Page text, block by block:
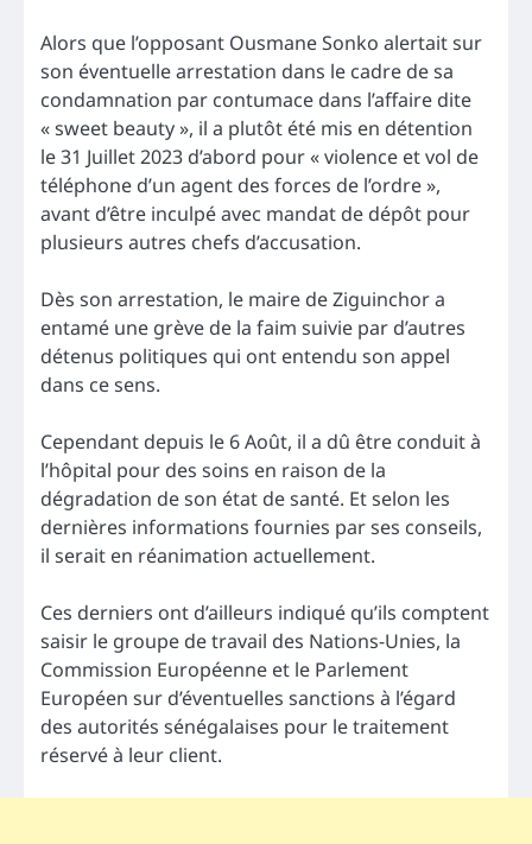
Alors que l’opposant Ousmane Sonko alertait sur
son éventuelle arrestation dans le cadre de sa
condamnation par contumace dans l’affaire dite
« sweet beauty », il a plutôt été mis en détention
le 31 Juillet 2023 d’abord pour « violence et vol de
téléphone d’un agent des forces de l’ordre »,
avant d’être inculpé avec mandat de dépôt pour
plusieurs autres chefs d’accusation.
Dès son arrestation, le maire de Ziguinchor a
entamé une grève de la faim suivie par d’autres
détenus politiques qui ont entendu son appel
dans ce sens.
Cependant depuis le 6 Août, il a dû être conduit à
l’hôpital pour des soins en raison de la
dégradation de son état de santé. Et selon les
dernières informations fournies par ses conseils,
il serait en réanimation actuellement.
Ces derniers ont d’ailleurs indiqué qu’ils comptent
saisir le groupe de travail des Nations-Unies, la
Commission Européenne et le Parlement
Européen sur d’éventuelles sanctions à l’égard
des autorités sénégalaises pour le traitement
réservé à leur client.